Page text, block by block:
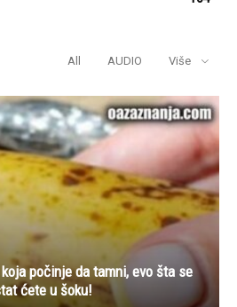
All AUDIO Više
počinje da tamni, evo šta se
ćete u šoku!